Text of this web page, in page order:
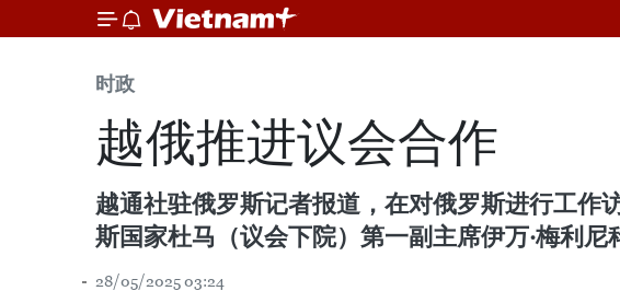
时政
越俄推进议会合作
越通社驻俄罗斯记者报道，在对俄罗斯进行工作
斯国家杜马（议会下院）第一副主席伊万·梅利
28/05/2025 03:24